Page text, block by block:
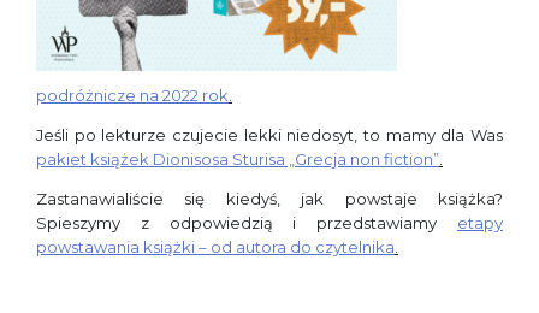
podróżnicze na 2022 rok
Jeśli po lekturze czujecie lekki niedosyt, to mamy dla Was
pakiet książek Dionisosa Sturisa „Grecja non fiction”
Zastanawialiście się kiedyś, jak powstaje książka?
Spieszymy z odpowiedzią i przedstawiamy etapy
powstawania książki – od autora do czytelnika